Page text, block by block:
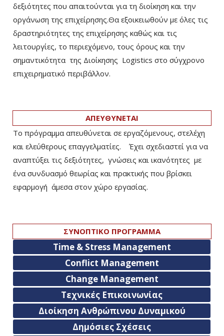
δεξιότητες που απαιτούνται για τη διοίκηση και την
οργάνωση της επιχείρησης.Θα εξοικειωθούν με όλες τις
δραστηριότητες της επιχείρησης καθώς και τις
λειτουργίες, το περιεχόμενο, τους όρους και την
σημαντικότητα της Διοίκησης Logistics στο σύγχρονο
επιχειρηματικό περιβάλλον.
ΑΠΕΥΘΥΝΕΤΑΙ
Το πρόγραμμα απευθύνεται σε εργαζόμενους, στελέχη
και ελεύθερους επαγγελματίες. Έχει σχεδιαστεί για να
αναπτύξει τις δεξιότητες, γνώσεις και ικανότητες με
ένα συνδυασμό θεωρίας και πρακτικής που βρίσκει
εφαρμογή άμεσα στον χώρο εργασίας.
ΣΥΝΟΠΤΙΚΟ ΠΡΟΓΡΑΜΜΑ
Time & Stress Management
Conflict Management
Change Management
Τεχνικές Επικοινωνίας
Διοίκηση Ανθρώπινου Δυναμικού
Δημόσιες Σχέσεις